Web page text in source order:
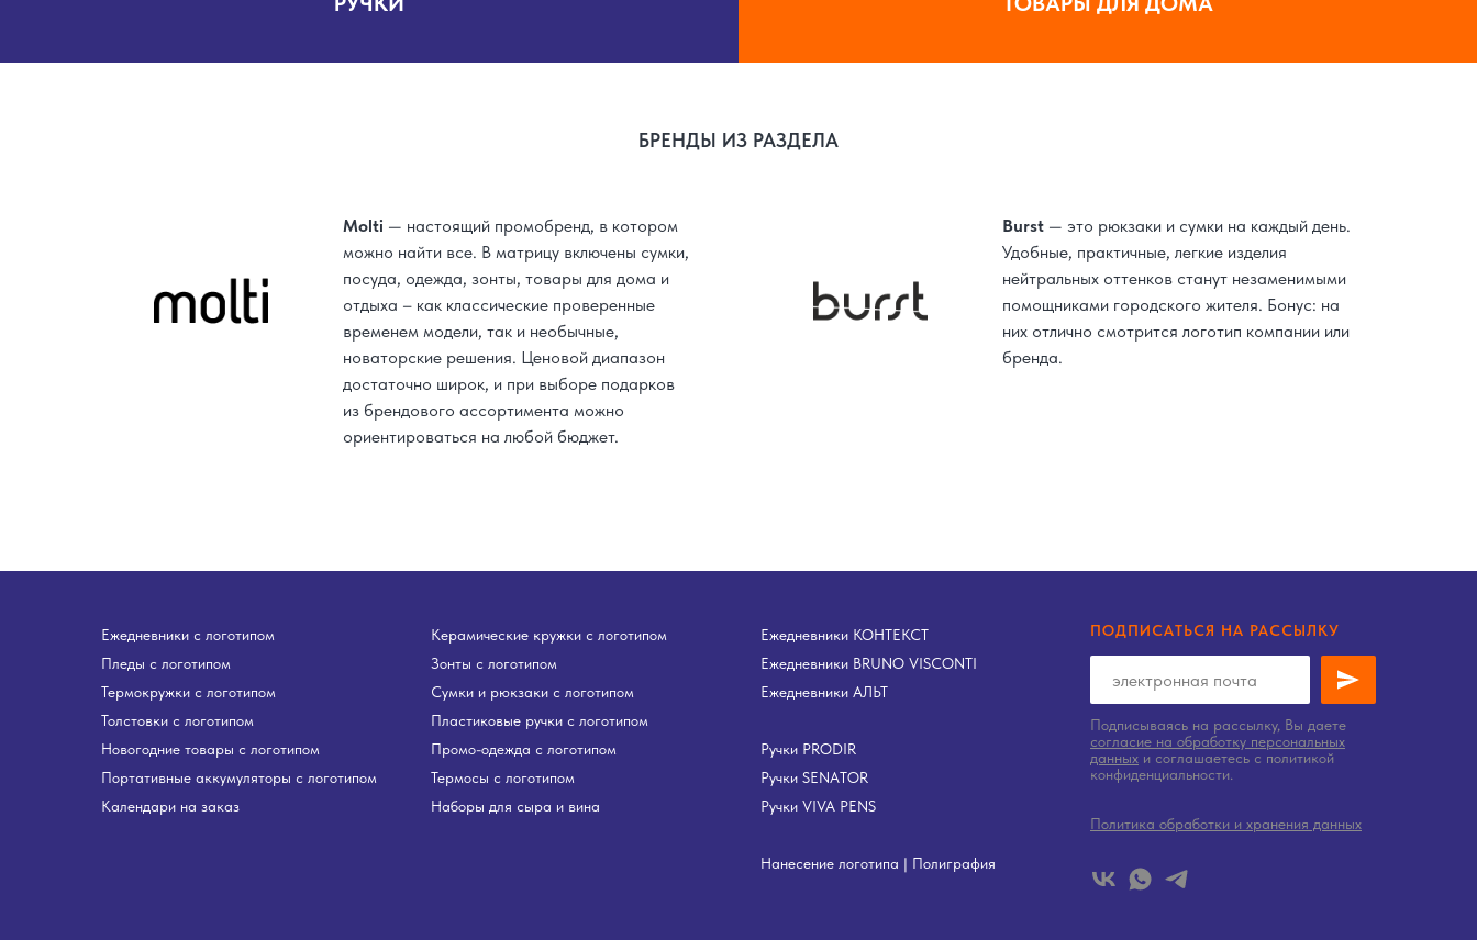
БРЕНДЫ ИЗ РАЗДЕЛА
Molti — настоящий промобренд, в котором
можно найти все. В матрицу включены сумки,
посуда, одежда, зонты, товары для дома и
отдыха – как классические проверенные
временем модели, так и необычные,
новаторские решения. Ценовой диапазон
достаточно широк, и при выборе подарков
из брендового ассортимента можно
ориентироваться на любой бюджет.
Burst — это рюкзаки и сумки на каждый день.
Удобные, практичные, легкие изделия
нейтральных оттенков станут незаменимыми
помощниками городского жителя. Бонус: на
них отлично смотрится логотип компании или
бренда.
Ежедневники с логотипом
Пледы с логотипом
Термокружки с логотипом
Толстовки с логотипом
Новогодние товары с логотипом
Портативные аккумуляторы с логотипом
Календари на заказ
Керамические кружки с логотипом
Зонты с логотипом
Сумки и рюкзаки с логотипом
Пластиковые ручки с логотипом
Промо-одежда с логотипом
Термосы с логотипом
Наборы для сыра и вина
Ежедневники КОНТЕКСТ
Ежедневники BRUNO VISCONTI
Ежедневники АЛЬТ
Ручки PRODIR
Ручки SENATOR
Ручки VIVA PENS
Нанесение логотипа | Полиграфия
ПОДПИСАТЬСЯ НА РАССЫЛКУ
Подписываясь на рассылку, Вы даете
согласие на обработку персональных
данных и соглашаетесь c политикой
конфиденциальности.
Политика обработки и хранения данных